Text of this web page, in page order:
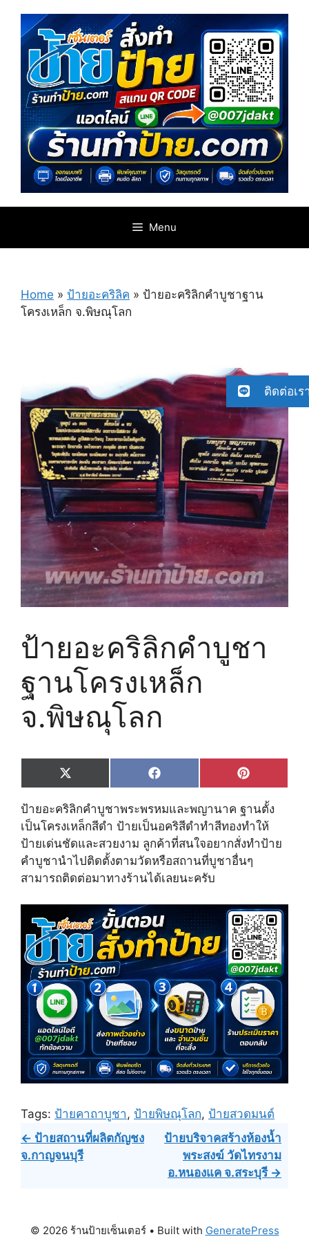
content
Menu
Home » ป้ายอะคริลิค » ป้ายอะคริลิกคำบูชาฐาน
โครงเหล็ก จ.พิษณุโลก
ป้ายอะคริลิกคำบูชา
ฐานโครงเหล็ก
จ.พิษณุโลก
Share
on
X
(
T
w
i
t
e
r
)
Share
on
F
a
e
b
o
o
k
Share
on
P
i
t
e
r
e
s
t
ป้ายอะคริลิกคำบูชาพระพรหมและพญานาค ฐานตั้ง
เป็นโครงเหล็กสีดำ ป้ายเป็นอคริสีดำทำสีทองทำให้
ป้ายเด่นชัดและสวยงาม ลูกค้าที่สนใจอยากสั่งทำป้าย
คำบูชานำไปติดตั้งตามวัดหรือสถานที่บูชาอื่นๆ
สามารถติดต่อมาทางร้านได้เลยนะครับ
Tags: ป้ายคาถาบูชา, ป้ายพิษณุโลก, ป้ายสวดมนต์
Post
navigation
← ป้ายสถานที่ผลิตกัญชง
จ.กาญจนบุรี
ป้ายบริจาคสร้างห้องน้ำ
พระสงฆ์ วัดไทรงาม
อ.หนองแค จ.สระบุรี →
© 2026 ร้านป้ายเซ็นเตอร์• Built with GeneratePress
ติดต่อเร